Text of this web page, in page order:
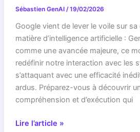
votre
santé
mentale…
et
c’est
bien
plus
profond
ne
Sébastien GenAI /19/02/2026
Google vient de lever le voile sur
matière d’intelligence artificielle :
comme une avancée majeure, ce
redéfinir notre interaction avec les
s’attaquant avec une efficacité
ardus. Préparez-vous à découvrir
compréhension et d’exécution qui
RÉVÉLATION
Lire l’article »